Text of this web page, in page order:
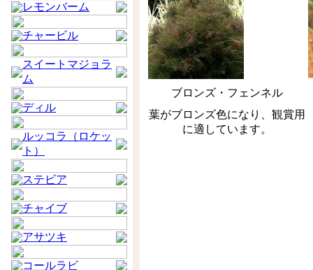
レモンバーム
チャービル
スイートマジョラ
ム
ディル
ルッコラ（ロケッ
ト）
ステビア
チャイブ
アサツキ
コールラビ
ブロンズ・フェンネル
葉がブロンズ色になり、観賞用
に適しています。